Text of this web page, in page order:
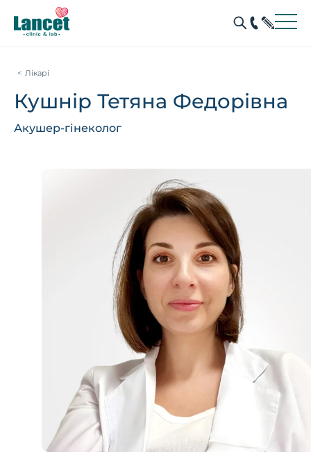
Лікарі
Кушнір Тетяна Федорівна
Акушер-гінеколог